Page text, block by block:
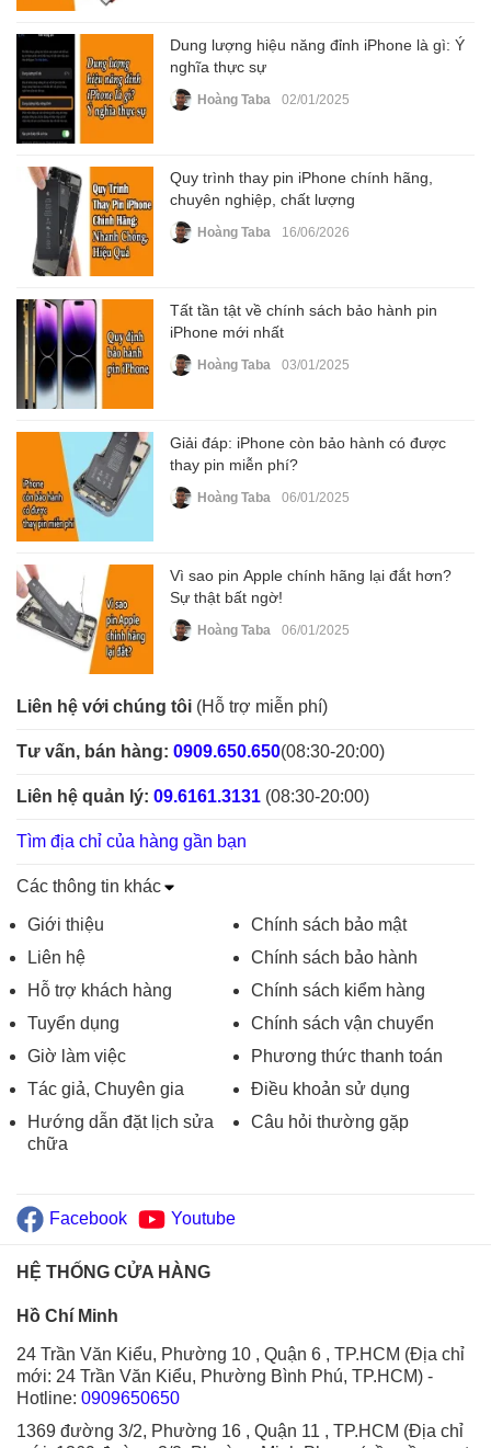
Dung lượng hiệu năng đỉnh iPhone là gì: Ý
nghĩa thực sự
Hoàng Taba 02/01/2025
Quy trình thay pin iPhone chính hãng,
chuyên nghiệp, chất lượng
Hoàng Taba 16/06/2026
Tất tần tật về chính sách bảo hành pin
iPhone mới nhất
Hoàng Taba 03/01/2025
Giải đáp: iPhone còn bảo hành có được
thay pin miễn phí?
Hoàng Taba 06/01/2025
Vì sao pin Apple chính hãng lại đắt hơn?
Sự thật bất ngờ!
Hoàng Taba 06/01/2025
Liên hệ với chúng tôi (Hỗ trợ miễn phí)
Tư vấn, bán hàng: 0909.650.650(08:30-20:00)
Liên hệ quản lý: 09.6161.3131 (08:30-20:00)
Tìm địa chỉ của hàng gần bạn
Các thông tin khác
Giới thiệu
Liên hệ
Hỗ trợ khách hàng
Tuyển dụng
Giờ làm việc
Tác giả, Chuyên gia
Hướng dẫn đặt lịch sửa
chữa
Chính sách bảo mật
Chính sách bảo hành
Chính sách kiểm hàng
Chính sách vận chuyển
Phương thức thanh toán
Điều khoản sử dụng
Câu hỏi thường gặp
Facebook Youtube
HỆ THỐNG CỬA HÀNG
Hồ Chí Minh
24 Trần Văn Kiểu, Phường 10 , Quận 6 , TP.HCM (Địa chỉ
mới: 24 Trần Văn Kiểu, Phường Bình Phú, TP.HCM) -
Hotline: 0909650650
1369 đường 3/2, Phường 16 , Quận 11 , TP.HCM (Địa chỉ